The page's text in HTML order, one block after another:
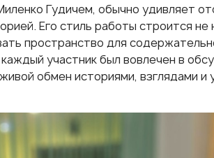
Гудичем, обычно удивляет
Его стиль работы строится не
пространство для
участник был вовлечен в
обмен историями, взглядами и